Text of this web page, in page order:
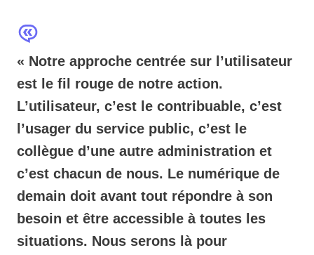
« Notre approche centrée sur l’utilisateur
est le fil rouge de notre action.
L’utilisateur, c’est le contribuable, c’est
l’usager du service public, c’est le
collègue d’une autre administration et
c’est chacun de nous. Le numérique de
demain doit avant tout répondre à son
besoin et être accessible à toutes les
situations. Nous serons là pour